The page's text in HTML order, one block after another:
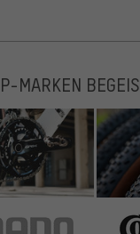
MARKEN